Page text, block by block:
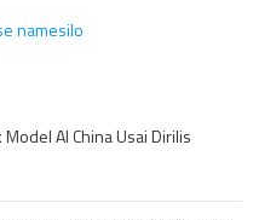
AI China Usai Dirilis